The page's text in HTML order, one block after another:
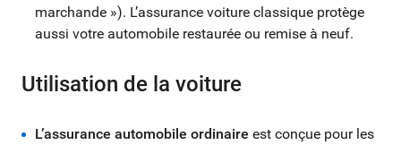
marchande »). L’assurance voiture classique protège
aussi votre automobile restaurée ou remise à neuf.
Utilisation de la voiture
L’assurance automobile ordinaire est conçue pour les